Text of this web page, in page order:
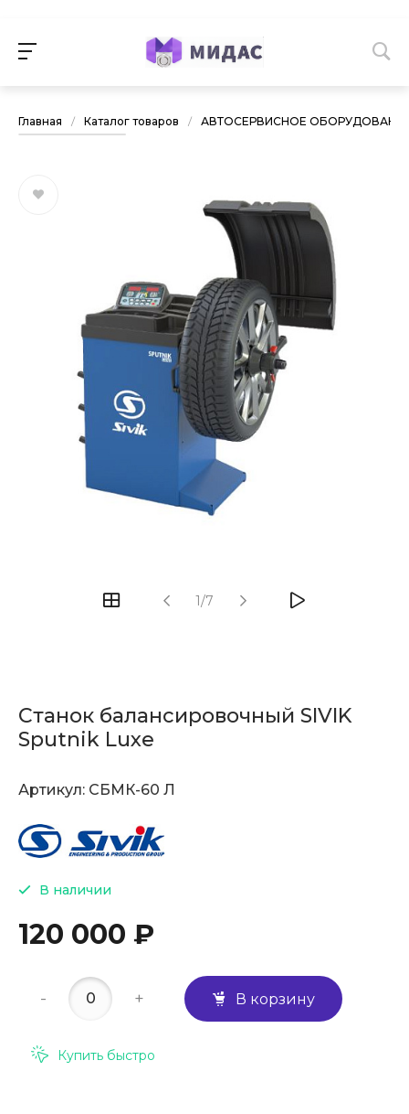
Главная / Каталог товаров / АВТОСЕРВИСНОЕ
1/7
Станок балансировочный SIVIK
Sputnik Luxe
Артикул: СБМК-60 Л
В наличии
120 000 ₽
- + В корзину
Купить быстро